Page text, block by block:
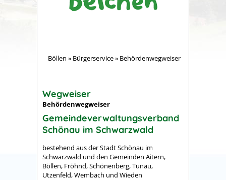
Böllen » Bürgerservice» Behördenwegweiser
Wegweiser
Behördenwegweiser
Gemeindeverwaltungsverband
Schönau im Schwarzwald
bestehend aus der Stadt Schönau im
Schwarzwald und den Gemeinden Aitern,
Böllen, Fröhnd, Schönenberg, Tunau,
Utzenfeld, Wembach und Wieden